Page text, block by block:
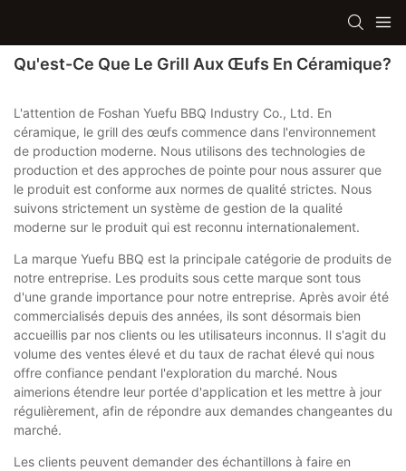
Qu'est-Ce Que Le Grill Aux Œufs En Céramique?
L'attention de Foshan Yuefu BBQ Industry Co., Ltd. En
céramique, le grill des œufs commence dans l'environnement
de production moderne. Nous utilisons des technologies de
production et des approches de pointe pour nous assurer que
le produit est conforme aux normes de qualité strictes. Nous
suivons strictement un système de gestion de la qualité
moderne sur le produit qui est reconnu internationalement.
La marque Yuefu BBQ est la principale catégorie de produits de
notre entreprise. Les produits sous cette marque sont tous
d'une grande importance pour notre entreprise. Après avoir été
commercialisés depuis des années, ils sont désormais bien
accueillis par nos clients ou les utilisateurs inconnus. Il s'agit du
volume des ventes élevé et du taux de rachat élevé qui nous
offre confiance pendant l'exploration du marché. Nous
aimerions étendre leur portée d'application et les mettre à jour
régulièrement, afin de répondre aux demandes changeantes du
marché.
Les clients peuvent demander des échantillons à faire en